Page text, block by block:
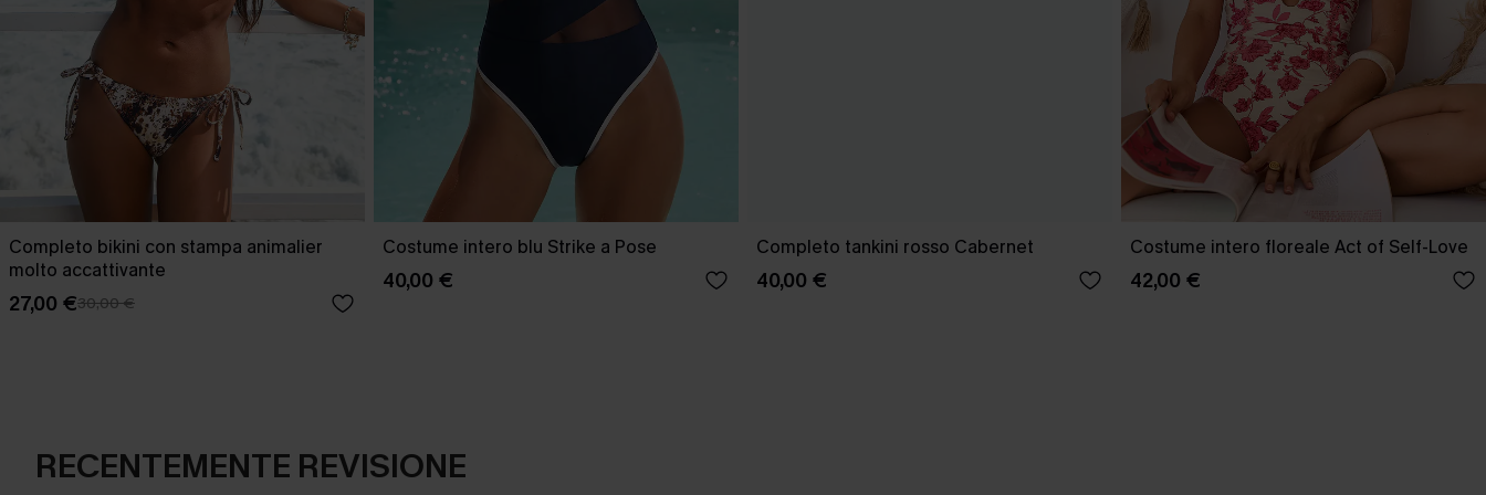
Completo bikini con stampa animalier
molto accattivante
27,00 €30,00 €
Costume intero blu Strike a Pose
40,00 €
Completo tankini rosso Cabernet
40,00 €
Costume intero floreale Act of Self-Love
42,00 €
RECENTEMENTE REVISIONE